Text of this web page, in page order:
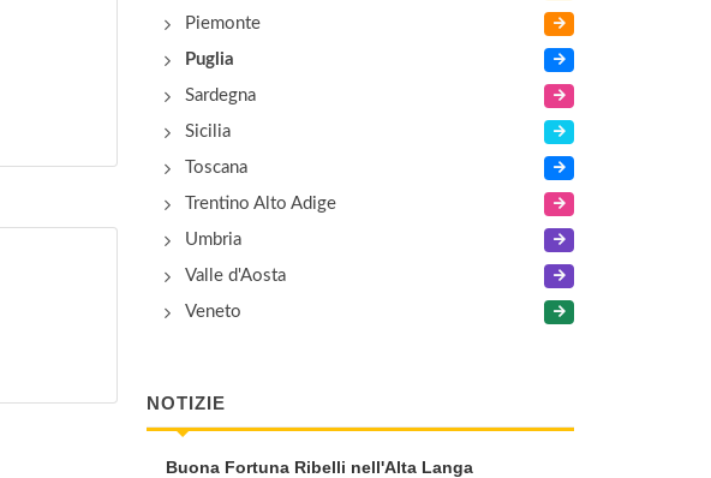
Piemonte
Puglia
Sardegna
Sicilia
Toscana
Trentino Alto Adige
Umbria
Valle d'Aosta
Veneto
NOTIZIE
Buona Fortuna Ribelli nell'Alta Langa